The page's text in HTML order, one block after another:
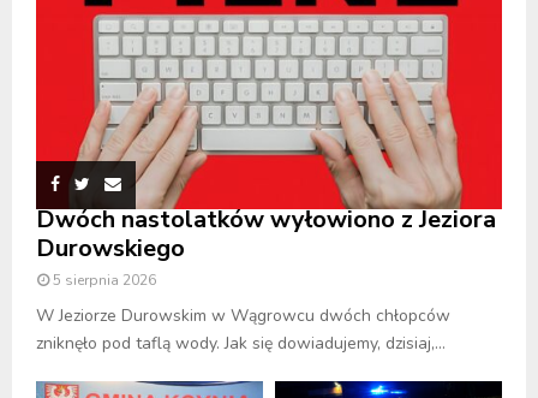
Dwóch nastolatków wyłowiono z Jeziora
Durowskiego
5 sierpnia 2026
W Jeziorze Durowskim w Wągrowcu dwóch chłopców
zniknęło pod taflą wody. Jak się dowiadujemy, dzisiaj,...